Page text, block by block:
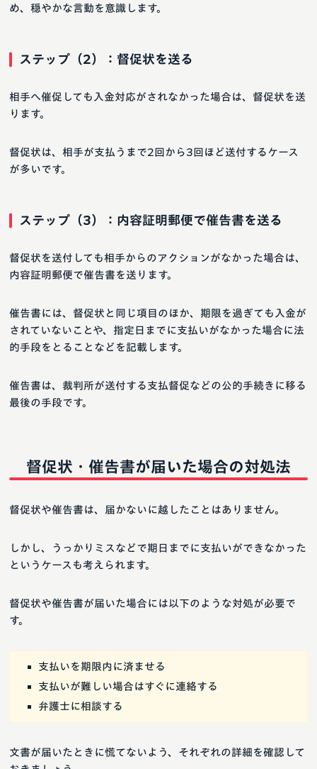
め、穏やかな言動を意識します。
ステップ（2）：督促状を送る
相手へ催促しても入金対応がされなかった場合は、督促状を送
ります。
督促状は、相手が支払うまで2回から3回ほど送付するケース
が多いです。
ステップ（3）：内容証明郵便で催告書を送る
督促状を送付しても相手からのアクションがなかった場合は、
内容証明郵便で催告書を送ります。
催告書には、督促状と同じ項目のほか、期限を過ぎても入金が
されていないことや、指定日までに支払いがなかった場合に法
的手段をとることなどを記載します。
催告書は、裁判所が送付する支払督促などの公的手続きに移る
最後の手段です。
督促状・催告書が届いた場合の対処法
督促状や催告書は、届かないに越したことはありません。
しかし、うっかりミスなどで期日までに支払いができなかった
というケースも考えられます。
督促状や催告書が届いた場合には以下のような対処が必要で
す。
支払いを期限内に済ませる
支払いが難しい場合はすぐに連絡する
弁護士に相談する
文書が届いたときに慌てないよう、それぞれの詳細を確認して